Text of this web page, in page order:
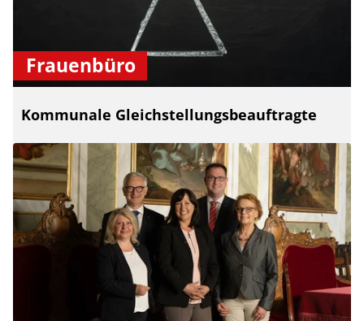
Frauenbüro
Kommunale Gleichstellungsbeauftragte